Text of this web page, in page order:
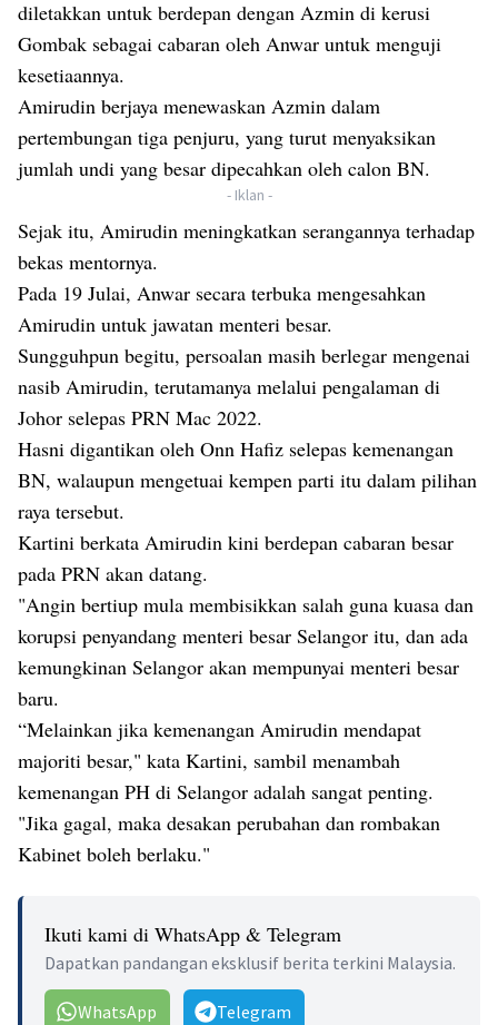
diletakkan untuk berdepan dengan Azmin di kerusi
Gombak sebagai cabaran oleh Anwar untuk menguji
kesetiaannya.
Amirudin berjaya menewaskan Azmin dalam
pertembungan tiga penjuru, yang turut menyaksikan
jumlah undi yang besar dipecahkan oleh calon BN.
- Iklan -
Sejak itu, Amirudin meningkatkan serangannya terhadap
bekas mentornya.
Pada 19 Julai, Anwar secara terbuka mengesahkan
Amirudin untuk jawatan menteri besar.
Sungguhpun begitu, persoalan masih berlegar mengenai
nasib Amirudin, terutamanya melalui pengalaman di
Johor selepas PRN Mac 2022.
Hasni digantikan oleh Onn Hafiz selepas kemenangan
BN, walaupun mengetuai kempen parti itu dalam pilihan
raya tersebut.
Kartini berkata Amirudin kini berdepan cabaran besar
pada PRN akan datang.
"Angin bertiup mula membisikkan salah guna kuasa dan
korupsi penyandang menteri besar Selangor itu, dan ada
kemungkinan Selangor akan mempunyai menteri besar
baru.
“Melainkan jika kemenangan Amirudin mendapat
majoriti besar," kata Kartini, sambil menambah
kemenangan PH di Selangor adalah sangat penting.
"Jika gagal, maka desakan perubahan dan rombakan
Kabinet boleh berlaku."
Ikuti kami di WhatsApp & Telegram
Dapatkan pandangan eksklusif berita terkini Malaysia.
WhatsApp Telegram